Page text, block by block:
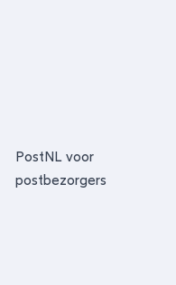
PostNL voor
postbezorgers